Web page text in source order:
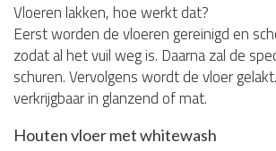
Vloeren lakken, hoe werkt dat?
Eerst worden de vloeren gereinigd en
zodat al het vuil weg is. Daarna zal de
schuren. Vervolgens wordt de vloer
verkrijgbaar in glanzend of mat.
Houten vloer met whitewash